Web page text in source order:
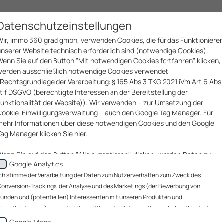
Bau­services
immo 360 grad gmbh, verwenden Cookies, die für das
Website technisch erforderlich sind (notwendige Cookies).
Sie auf den Button "Mit notwendigen Cookies fortfahren" klicken,
ausschließlich notwendige Cookies verwendet
der Verarbeitung: § 165 Abs 3 TKG 2021 iVm Art 6 Abs
f DSGVO (berechtigte Interessen an der Bereitstellung der
der Website)). Wir verwenden – zur Umsetzung der
Einwilligungsverwaltung – auch den Google Tag Manager. Für
Informationen über diese notwendigen Cookies und den Google
Manager klicken Sie hier.
Sie auf den Button "Alle akzeptieren" klicken, werden Daten zu
Nutzerverhalten zum Zweck des Conversion-Trackings (über
Website gelangen unsere Website-Besucher zu uns?), der
unserer Website-Besucher und des Website-
sowie des Marketings (Bewerbung von Kunden
Interessenten mit unseren Produkten und
Cookies“) sowie, wenn Sie sich auf einer
Google Analytics
stimme der Verarbeitung der Daten zum Nutzerverhalten zum Zweck des
Trackings, der Analyse und des Marketings (der Bewerbung von
und (potentiellen) Interessenten mit unseren Produkten und
sowie der Übermittlung der Daten an Google Ireland Limited, an
LLC (USA) sowie an immo 360 grad gmbh zu diesen Zwecken zu. Die